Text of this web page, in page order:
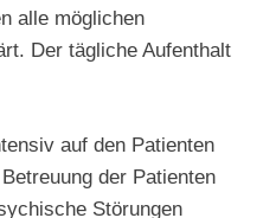
alle möglichen
Der tägliche Aufenthalt
auf den Patienten
der Patienten
Störungen